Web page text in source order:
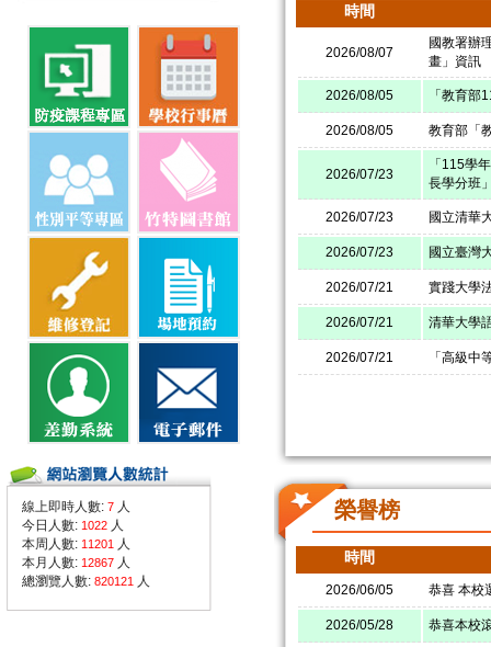
線上即時人數: 7 人
今日人數: 1022 人
本周人數: 11201 人
本月人數: 12867 人
總瀏覽人數: 820121 人
時間
2026/08/07
國教署辦
畫」資訊
2026/08/05 「教育部
2026/08/05 教育部「
2026/07/23
「115學
長學分班
2026/07/23 國立清華
2026/07/23 國立臺灣
2026/07/21 實踐大學
2026/07/21 清華大學
2026/07/21 「高級
榮譽榜
時間
2026/06/05 恭喜 本校
2026/05/28 恭喜本校